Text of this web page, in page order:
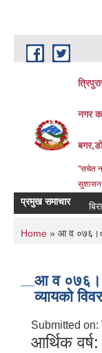
Skip to main content
नगर
"सचेत
सुशासन
प्रमुख समाचार
You are
Home » आ व
आ व
व्यायकाे
Submitted on:
आर्थिक वर्ष: